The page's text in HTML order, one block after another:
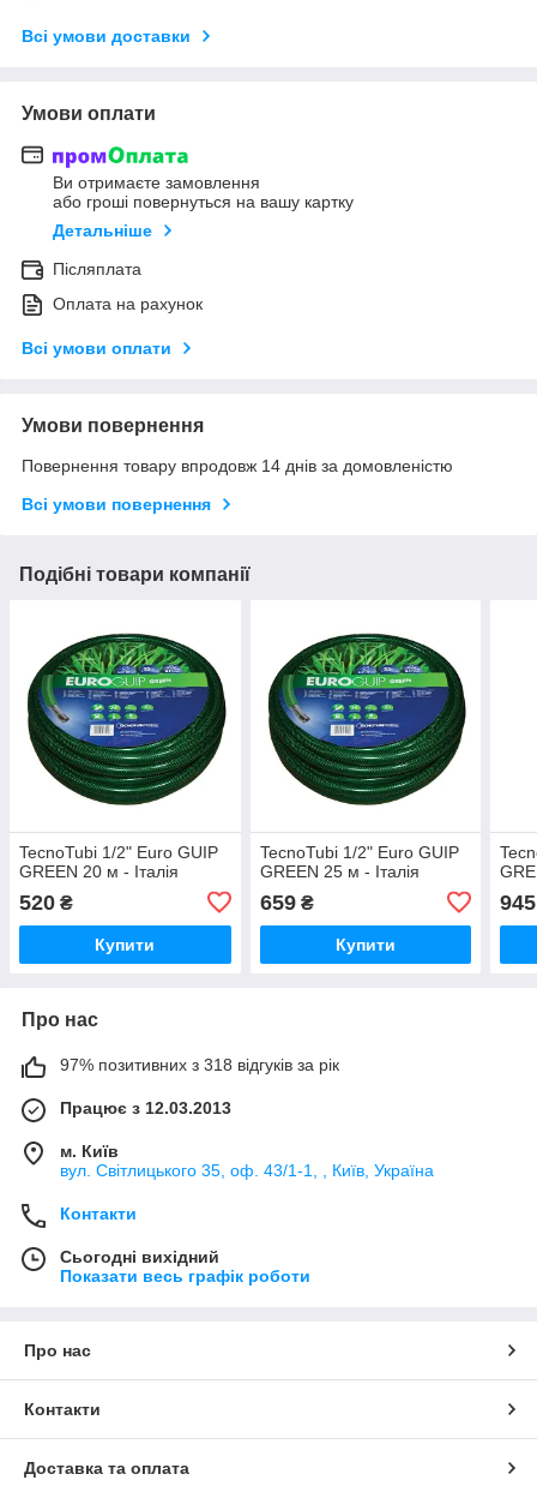
Всі умови доставки
Умови оплати
Ви отримаєте замовлення
або гроші повернуться на вашу картку
Детальніше
Післяплата
Оплата на рахунок
Всі умови оплати
Умови повернення
Повернення товару впродовж 14 днів за домовленістю
Всі умови повернення
Подібні товари компанії
TecnoTubi 1/2" Euro GUIP
GREEN 20 м - Італія
520 ₴
Купити
TecnoTubi 1/2" Euro GUIP
GREEN 25 м - Італія
659₴
Купити
945
Про нас
97% позитивних з 318 відгуків за рік
Працює з 12.03.2013
м. Київ
вул. Світлицького 35, оф. 43/1-1, , Київ, Україна
Контакти
Сьогодні вихідний
Показати весь графік роботи
Про нас
Контакти
Доставка та оплата